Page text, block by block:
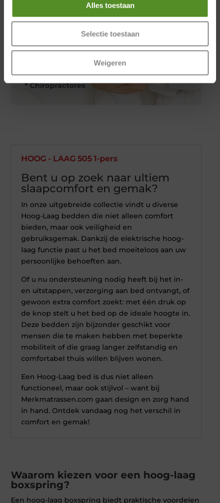
Alles toestaan
Selectie toestaan
Weigeren
HOOG - LAAG 505 1-pers
Bent u op zoek naar ultiem
slaapcomfort en gemak?
In onze uitgebreide collectie vindt u diverse
Hoog-Laag bedden die niet alleen comfort
bieden, maar ook veiligheid en
gebruiksgemak. Dankzij de elektrische hoog-
laag functie past u het bed moeiteloos aan uw
persoonlijke behoeften aan.
Of u nu ondersteuning nodig heeft bij het in-
en uitstappen, verzorging aan bed ontvangt, of
gewoon extra comfort zoekt: met één druk op
de knop stelt u het bed op de ideale hoogte in.
Deze bedden zijn bijzonder geschikt voor
mensen die te maken hebben met beperkte
mobiliteit of die graag langer zelfstandig en
comfortabel thuis willen blijven wonen.
Een Hoog-Laag bed is dus niet alleen
functioneel, maar ook stijlvol – want bij
Merkmatrassen.com gaan design en zorg hand
in hand. Ontdek vandaag nog het verschil in
comfort en gemak!
Waarom kiezen voor een hoog-laag
boxspring?
Een hoog-laag boxspring biedt praktische voordelen